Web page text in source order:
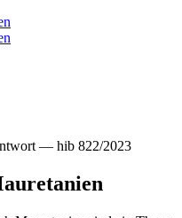
— hib 822/2023